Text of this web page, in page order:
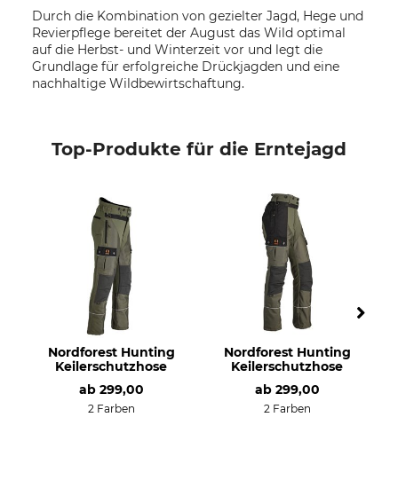
Durch die Kombination von gezielter Jagd, Hege und
Revierpflege bereitet der August das Wild optimal
auf die Herbst- und Winterzeit vor und legt die
Grundlage für erfolgreiche Drückjagden und eine
nachhaltige Wildbewirtschaftung.
Top-Produkte für die Erntejagd
Nordforest Hunting
Keilerschutzhose
ab 299,00
2 Farben
Nordforest Hunting
Keilerschutzhose
ab 299,00
2 Farben